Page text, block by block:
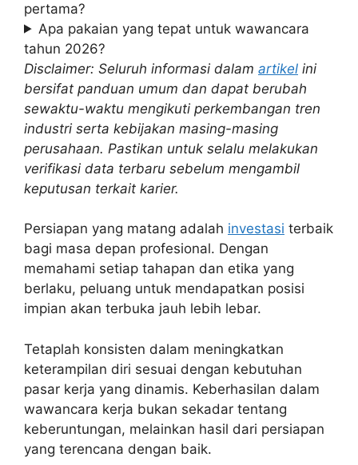
pertama?
Apa pakaian yang tepat untuk wawancara
tahun 2026?
Disclaimer: Seluruh informasi dalam artikel ini
bersifat panduan umum dan dapat berubah
sewaktu-waktu mengikuti perkembangan tren
industri serta kebijakan masing-masing
perusahaan. Pastikan untuk selalu melakukan
verifikasi data terbaru sebelum mengambil
keputusan terkait karier.
Persiapan yang matang adalah investasi terbaik
bagi masa depan profesional. Dengan
memahami setiap tahapan dan etika yang
berlaku, peluang untuk mendapatkan posisi
impian akan terbuka jauh lebih lebar.
Tetaplah konsisten dalam meningkatkan
keterampilan diri sesuai dengan kebutuhan
pasar kerja yang dinamis. Keberhasilan dalam
wawancara kerja bukan sekadar tentang
keberuntungan, melainkan hasil dari persiapan
yang terencana dengan baik.